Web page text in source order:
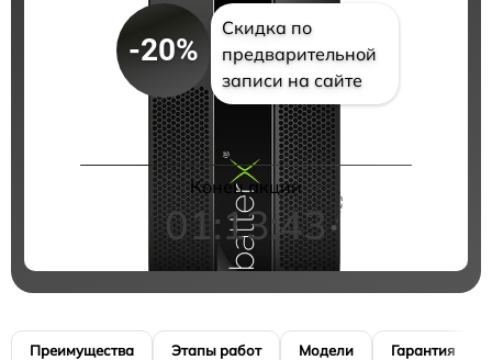
-20%
Скидка по
предварительной
записи на сайте
Конец акции
01:13:41
Преимущества Этапы работ Модели Гарантия